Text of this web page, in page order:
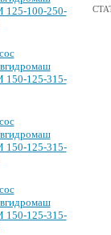
125-100-250-
150-125-315-
150-125-315-
150-125-315-